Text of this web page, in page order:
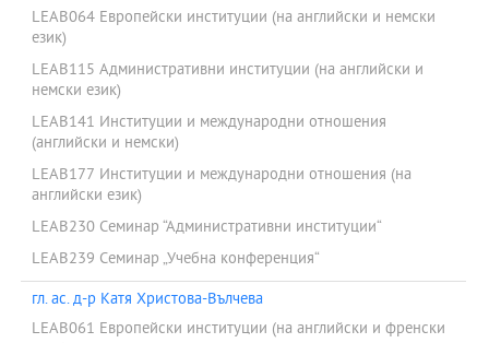
LEAB064 Европейски институции (на английски и немски
език)
LEAB115 Административни институции (на английски и
немски език)
LEAB141 Институции и международни отношения
(английски и немски)
LEAB177 Институции и международни отношения (на
английски език)
LEAB230 Семинар “Административни институции“
LEAB239 Семинар „Учебна конференция“
гл. ас. д-р Катя Христова-Вълчева
LEAB061 Европейски институции (на английски и френски